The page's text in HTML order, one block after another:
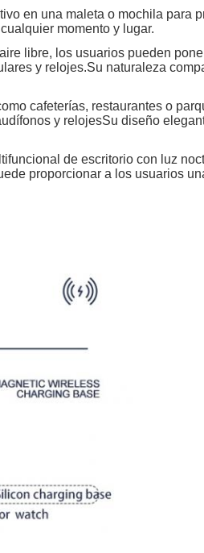
en una maleta o mochila para
momento y lugar.
libre, los usuarios pueden
y relojes.Su naturaleza
cafeterías, restaurantes o
y relojesSu diseño
de escritorio con luz
proporcionar a los usuarios